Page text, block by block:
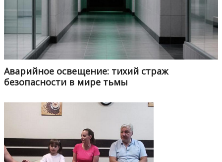
Аварийное освещение: тихий страж
безопасности в мире тьмы